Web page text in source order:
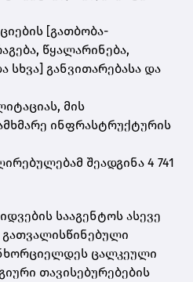
[გათბობა-
წყალარინება,
განვითარებასა და
მის
ინფრასტრუქტურის
შეადგინა 4 741
სააგენტოს ასევე
ცალკეული
თავისებურებების